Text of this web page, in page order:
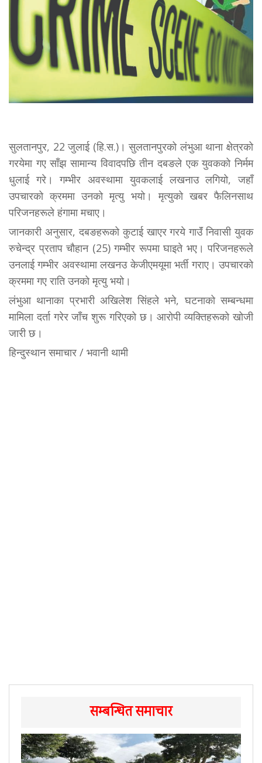
सुलतानपुर, 22 जुलाई (हि.स.)। सुलतानपुरको लंभुआ थाना क्षेत्रको
गरयेमा गए सॉंझ सामान्य विवादपछि तीन दबङले एक युवकको निर्मम
धुलाई गरे। गम्भीर अवस्थामा युवकलाई लखनाउ लगियो, जहॉं
उपचारको क्रममा उनको मृत्यु भयो। मृत्युको खबर फैलिनसाथ
परिजनहरूले हंगामा मचाए।
जानकारी अनुसार, दबङहरूको कुटाई खाएर गरये गाउॅं निवासी युवक
रुचेन्द्र प्रताप चौहान (25) गम्भीर रूपमा घाइते भए। परिजनहरूले
उनलाई गम्भीर अवस्थामा लखनउ केजीएमयूमा भर्ती गराए। उपचारको
क्रममा गए राति उनको मृत्यु भयो।
लंभुआ थानाका प्रभारी अखिलेश सिंहले भने, घटनाको सम्बन्धमा
मामिला दर्ता गरेर जॉंच शुरू गरिएको छ। आरोपी व्यक्तिहरूको खोजी
जारी छ।
हिन्दुस्थान समाचार / भवानी थामी
सम्बन्धित समाचार